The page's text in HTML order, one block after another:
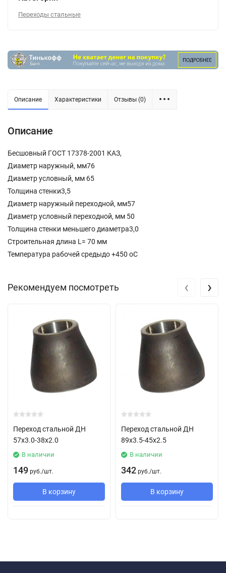
Переходы стальные
Описание Характеристики Отзывы (0)
Описание
Бесшовный ГОСТ 17378-2001 КАЗ,
Диаметр наружный, мм76
Диаметр условный, мм 65
Толщина стенки3,5
Диаметр наружный переходной, мм57
Диаметр условный переходной, мм 50
Толщина стенки меньшего диаметра3,0
Строительная длина L= 70 мм
Температура рабочей средыдо +450 oC
Рекомендуем посмотреть
Переход стальной ДН
57х3.0-38х2.0
В наличии
149 руб./шт.
В корзину
Переход стальной ДН
89х3.5-45х2.5
В наличии
342 руб./шт.
В корзину
‹ ›